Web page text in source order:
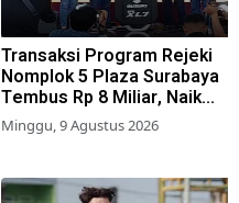
Transaksi Program Rejeki
Nomplok 5 Plaza Surabaya
Tembus Rp 8 Miliar, Naik
57,2 Persen dari Tahun Lalu
Minggu, 9 Agustus 2026